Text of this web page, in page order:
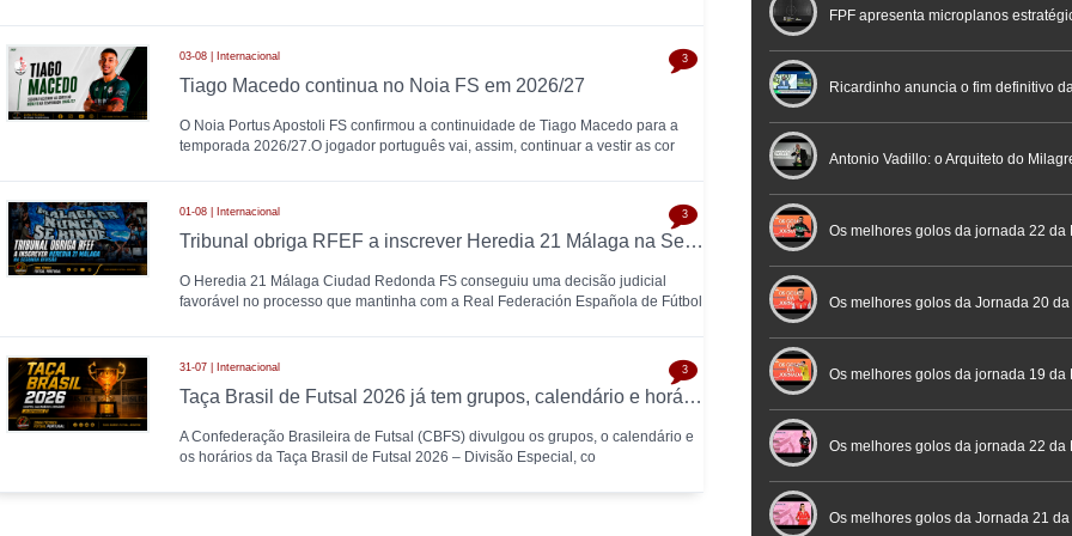
03-08 | Internacional
Tiago Macedo continua no Noia FS em 2026/27
O Noia Portus Apostoli FS confirmou a continuidade de Tiago Macedo para a
temporada 2026/27.O jogador português vai, assim, continuar a vestir as cor
3
01-08 | Internacional
Tribunal obriga RFEF a inscrever Heredia 21 Málaga na Segunda Divisão
O Heredia 21 Málaga Ciudad Redonda FS conseguiu uma decisão judicial
favorável no processo que mantinha com a Real Federación Española de Fútbol
3
31-07 | Internacional
Taça Brasil de Futsal 2026 já tem grupos, calendário e horários definidos
A Confederação Brasileira de Futsal (CBFS) divulgou os grupos, o calendário e
os horários da Taça Brasil de Futsal 2026 – Divisão Especial, co
3
FPF apresenta microplanos
Nacional de Arbitragem
Ricardinho anuncia o fim definitivo
profissional em conferência histórica
Futebol
Antonio Vadillo: o Arquiteto do
Futsal | Documentário
Os melhores golos da jornada 22 da
Os melhores golos da Jornada 20
Futsal
Os melhores golos da jornada 19 da
Os melhores golos da jornada 22 da
Placard
Os melhores golos da Jornada 21 da